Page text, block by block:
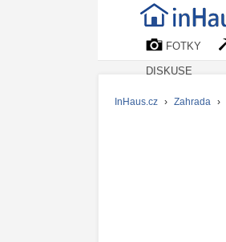
FOTKY
DISKUSE
InHaus.cz › Zahrada ›